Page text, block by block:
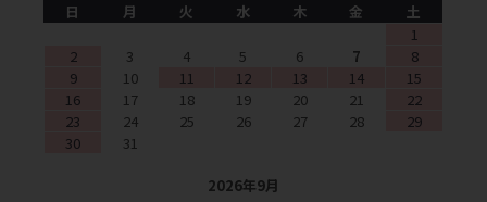
日
月 火 水 木 金
土
1
2
3 4 5 6 7
8
9
10 11 12 13 14
15
16
17 18 19 20 21
22
23
24 25 26 27 28
29
30
31
2026年9月